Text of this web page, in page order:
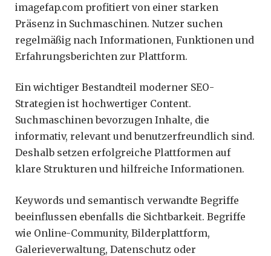
imagefap.com profitiert von einer starken
Präsenz in Suchmaschinen. Nutzer suchen
regelmäßig nach Informationen, Funktionen und
Erfahrungsberichten zur Plattform.
Ein wichtiger Bestandteil moderner SEO-
Strategien ist hochwertiger Content.
Suchmaschinen bevorzugen Inhalte, die
informativ, relevant und benutzerfreundlich sind.
Deshalb setzen erfolgreiche Plattformen auf
klare Strukturen und hilfreiche Informationen.
Keywords und semantisch verwandte Begriffe
beeinflussen ebenfalls die Sichtbarkeit. Begriffe
wie Online-Community, Bilderplattform,
Galerieverwaltung, Datenschutz oder